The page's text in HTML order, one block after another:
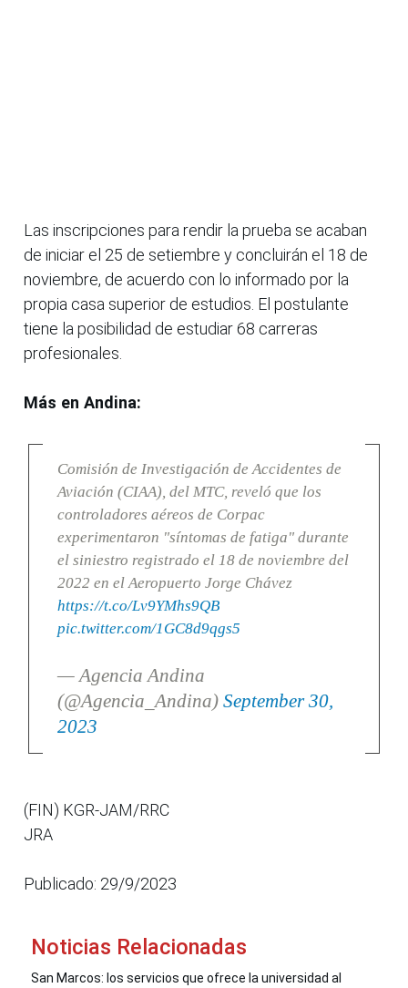
Las inscripciones para rendir la prueba se acaban
de iniciar el 25 de setiembre y concluirán el 18 de
noviembre, de acuerdo con lo informado por la
propia casa superior de estudios. El postulante
tiene la posibilidad de estudiar 68 carreras
profesionales.
Más en Andina:
Comisión de Investigación de Accidentes de
Aviación (CIAA), del MTC, reveló que los
controladores aéreos de Corpac
experimentaron "síntomas de fatiga" durante
el siniestro registrado el 18 de noviembre del
2022 en el Aeropuerto Jorge Chávez
https://t.co/Lv9YMhs9QB
pic.twitter.com/1GC8d9qgs5
— Agencia Andina
(@Agencia_Andina) September 30,
2023
(FIN) KGR-JAM/RRC
JRA
Publicado: 29/9/2023
Noticias Relacionadas
San Marcos: los servicios que ofrece la universidad al